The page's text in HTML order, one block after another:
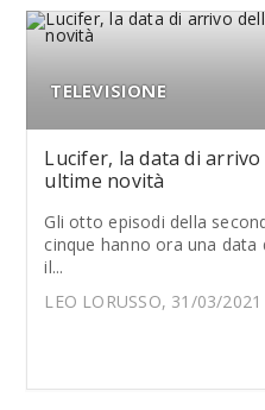
TELEVISIONE
Lucifer, la data di
ultime novità
Gli otto episodi della
cinque hanno ora una
il...
LEO LORUSSO, 31/03/2021